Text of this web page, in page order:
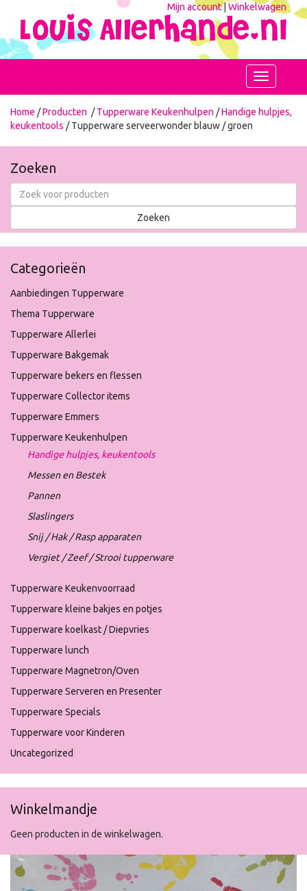
Mijn account|Winkelwagen
Toggle
navigation
Home /Producten /Tupperware Keukenhulpen /Handige hulpjes,
keukentools / Tupperware serveerwonder blauw / groen
Zoeken
Categorieën
Aanbiedingen Tupperware
Thema Tupperware
Tupperware Allerlei
Tupperware Bakgemak
Tupperware bekers en flessen
Tupperware Collector items
Tupperware Emmers
Tupperware Keukenhulpen
Handige hulpjes, keukentools
Messen en Bestek
Pannen
Slaslingers
Snij / Hak / Rasp apparaten
Vergiet / Zeef / Strooi tupperware
Tupperware Keukenvoorraad
Tupperware kleine bakjes en potjes
Tupperware koelkast / Diepvries
Tupperware lunch
Tupperware Magnetron/Oven
Tupperware Serveren en Presenter
Tupperware Specials
Tupperware voor Kinderen
Uncategorized
Winkelmandje
Geen producten in de winkelwagen.